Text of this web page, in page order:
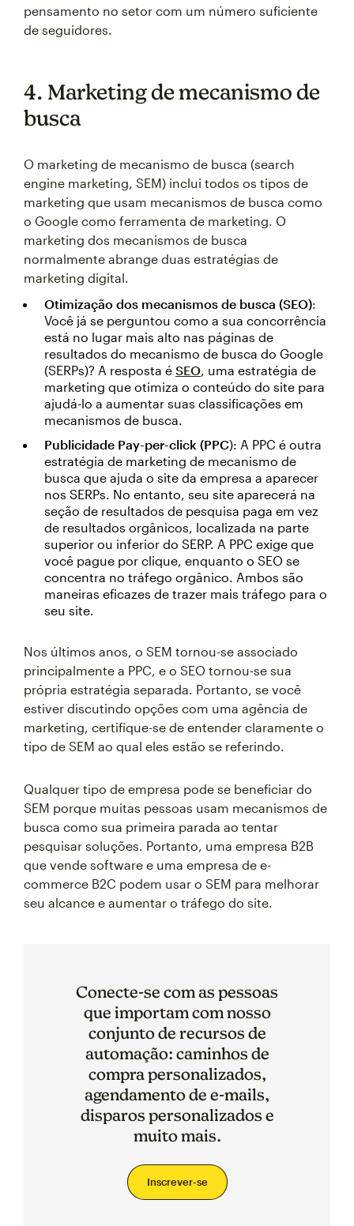
pensamento no setor com um número suficiente
de seguidores.
4. Marketing de mecanismo de
busca
O marketing de mecanismo de busca (search
engine marketing, SEM) inclui todos os tipos de
marketing que usam mecanismos de busca como
o Google como ferramenta de marketing. O
marketing dos mecanismos de busca
normalmente abrange duas estratégias de
marketing digital.
Otimização dos mecanismos de busca (SEO):
Você já se perguntou como a sua concorrência
está no lugar mais alto nas páginas de
resultados do mecanismo de busca do Google
(SERPs)? A resposta é SEO, uma estratégia de
marketing que otimiza o conteúdo do site para
ajudá-lo a aumentar suas classificações em
mecanismos de busca.
Publicidade Pay-per-click (PPC): A PPC é outra
estratégia de marketing de mecanismo de
busca que ajuda o site da empresa a aparecer
nos SERPs. No entanto, seu site aparecerá na
seção de resultados de pesquisa paga em vez
de resultados orgânicos, localizada na parte
superior ou inferior do SERP. A PPC exige que
você pague por clique, enquanto o SEO se
concentra no tráfego orgânico. Ambos são
maneiras eficazes de trazer mais tráfego para o
seu site.
Nos últimos anos, o SEM tornou-se associado
principalmente a PPC, e o SEO tornou-se sua
própria estratégia separada. Portanto, se você
estiver discutindo opções com uma agência de
marketing, certifique-se de entender claramente o
tipo de SEM ao qual eles estão se referindo.
Qualquer tipo de empresa pode se beneficiar do
SEM porque muitas pessoas usam mecanismos de
busca como sua primeira parada ao tentar
pesquisar soluções. Portanto, uma empresa B2B
que vende software e uma empresa de e-
commerce B2C podem usar o SEM para melhorar
seu alcance e aumentar o tráfego do site.
Conecte-se com as pessoas
que importam com nosso
conjunto de recursos de
automação: caminhos de
compra personalizados,
agendamento de e-mails,
disparos personalizados e
muito mais.
Inscrever-se